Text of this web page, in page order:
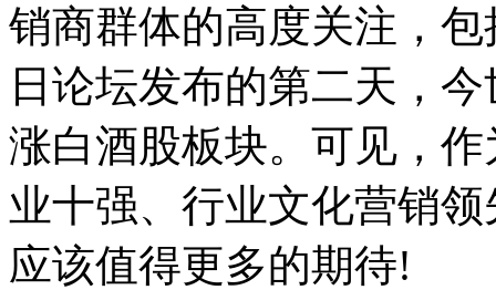
销商群体的高度关注，
日论坛发布的第二天，
涨白酒股板块。可见，
业十强、行业文化营销
应该值得更多的期待!